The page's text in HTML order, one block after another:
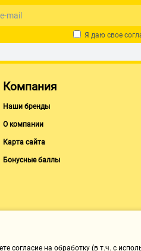
Я даю свое
Компания
Наши бренды
О компании
Карта сайта
Бонусные баллы
согласие на обработку (в т.ч. с